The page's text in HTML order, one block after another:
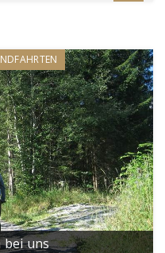
:- Circuler à pied
layons existants-
en place- Ne pas
à la flore- Eviter les
camper ni faire de
pas introduire
en
de découverte du
la Tour Grégoire à
jeux pour les
de
bei uns